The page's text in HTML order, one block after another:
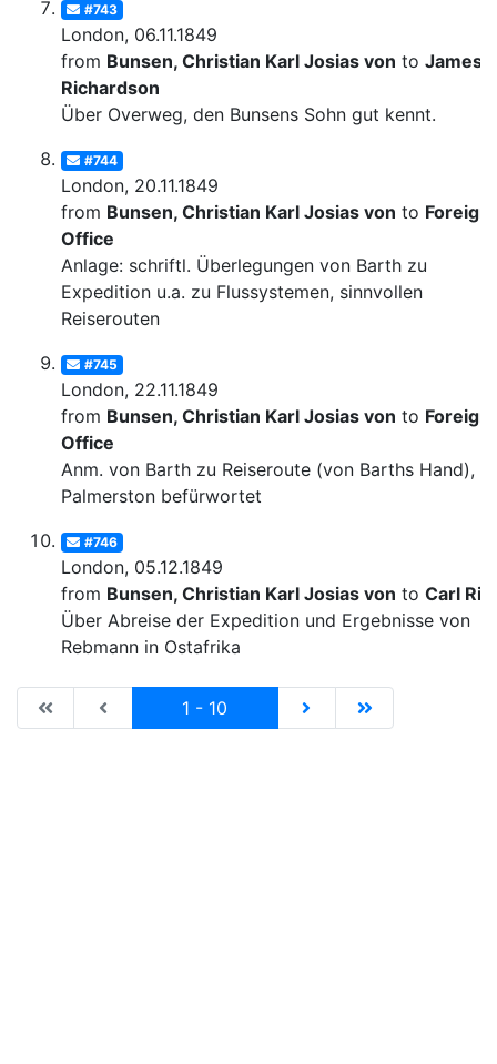
#743
London, 06.11.1849
from Bunsen, Christian Karl Josias von to James
Richardson
Über Overweg, den Bunsens Sohn gut kennt.
#744
London, 20.11.1849
from Bunsen, Christian Karl Josias von to Foreign
Office
Anlage: schriftl. Überlegungen von Barth zu
Expedition u.a. zu Flussystemen, sinnvollen
Reiserouten
#745
London, 22.11.1849
from Bunsen, Christian Karl Josias von to Foreign
Office
Anm. von Barth zu Reiseroute (von Barths Hand),
Palmerston befürwortet
#746
London, 05.12.1849
from Bunsen, Christian Karl Josias von to Carl
Über Abreise der Expedition und Ergebnisse von
Rebmann in Ostafrika
|de:Erste Seite|en:First results page|
|de:Vorhergehende Seite|en:Previous results
1 - 10 |de:Nächste
|de:Letzte